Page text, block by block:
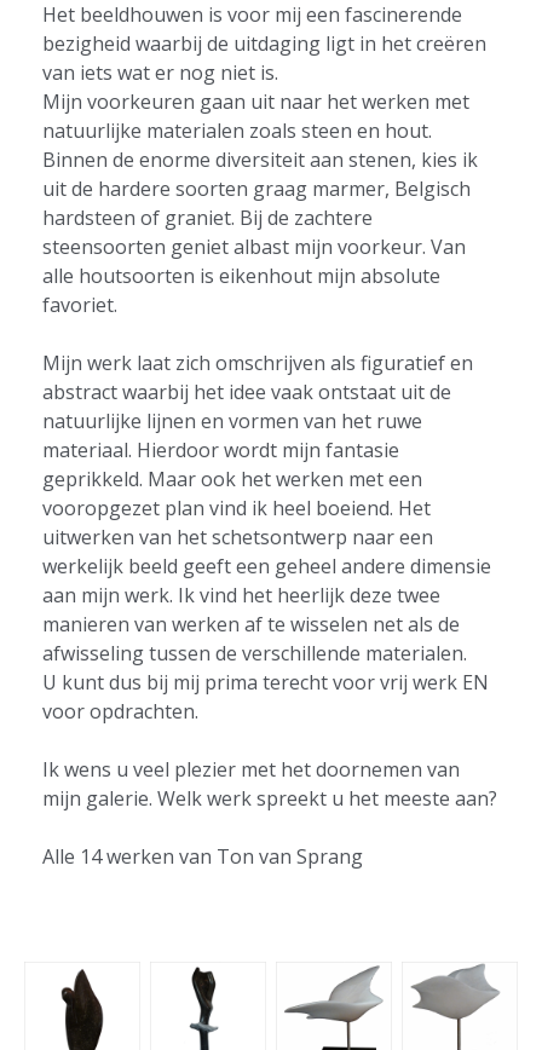
Het beeldhouwen is voor mij een fascinerende
bezigheid waarbij de uitdaging ligt in het creëren
van iets wat er nog niet is.
Mijn voorkeuren gaan uit naar het werken met
natuurlijke materialen zoals steen en hout.
Binnen de enorme diversiteit aan stenen, kies ik
uit de hardere soorten graag marmer, Belgisch
hardsteen of graniet. Bij de zachtere
steensoorten geniet albast mijn voorkeur. Van
alle houtsoorten is eikenhout mijn absolute
favoriet.
Mijn werk laat zich omschrijven als figuratief en
abstract waarbij het idee vaak ontstaat uit de
natuurlijke lijnen en vormen van het ruwe
materiaal. Hierdoor wordt mijn fantasie
geprikkeld. Maar ook het werken met een
vooropgezet plan vind ik heel boeiend. Het
uitwerken van het schetsontwerp naar een
werkelijk beeld geeft een geheel andere dimensie
aan mijn werk. Ik vind het heerlijk deze twee
manieren van werken af te wisselen net als de
afwisseling tussen de verschillende materialen.
U kunt dus bij mij prima terecht voor vrij werk EN
voor opdrachten.
Ik wens u veel plezier met het doornemen van
mijn galerie. Welk werk spreekt u het meeste aan?
Alle 14 werken van Ton van Sprang